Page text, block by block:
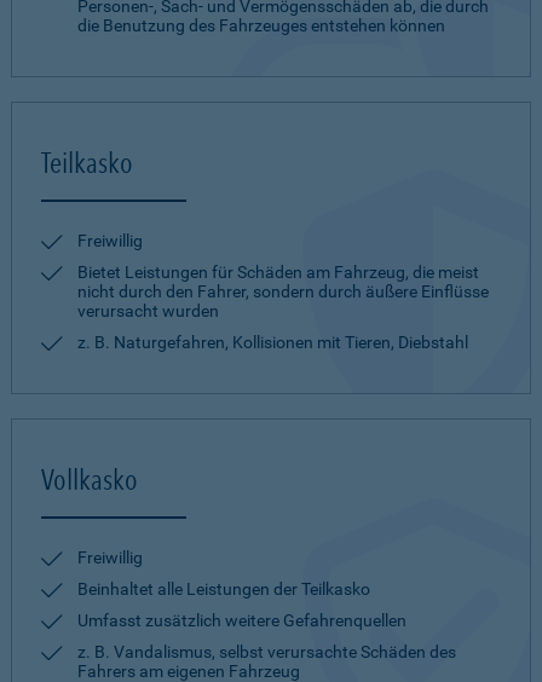
Personen-, Sach- und Vermögensschäden ab, die durch
die Benutzung des Fahrzeuges entstehen können
Teilkasko
Freiwillig
Bietet Leistungen für Schäden am Fahrzeug, die meist
nicht durch den Fahrer, sondern durch äußere Einflüsse
verursacht wurden
z. B. Naturgefahren, Kollisionen mit Tieren, Diebstahl
Vollkasko
Freiwillig
Beinhaltet alle Leistungen der Teilkasko
Umfasst zusätzlich weitere Gefahrenquellen
z. B. Vandalismus, selbst verursachte Schäden des
Fahrers am eigenen Fahrzeug